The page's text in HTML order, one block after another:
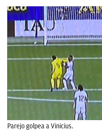
OKDIARIO
Parejo golpea a Vinicius.